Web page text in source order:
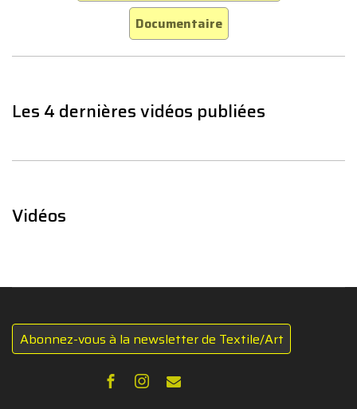
Documentaire
Les 4 dernières vidéos publiées
Vidéos
Abonnez-vous à la newsletter de Textile/Art